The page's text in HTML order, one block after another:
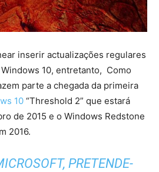
inserir actualizações regulares
10, entretanto, Como
parte a chegada da primeira
10 “Threshold 2” que estará
de 2015 e o Windows Redstone
2016.
PRETENDE-